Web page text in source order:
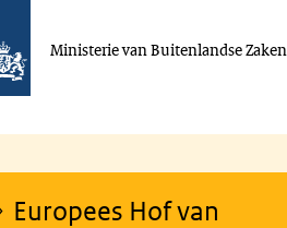
Ministerie van Buitenlandse Zaken
Europees Hof van